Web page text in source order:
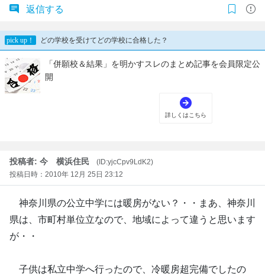
返信する
投稿者: 今 横浜住民
(ID:yjcCpv9LdK2)
投稿日時：2010年 12月 25日 23:12
神奈川県の公立中学には暖房がない？・・まあ、神奈川
県は、市町村単位立なので、地域によって違うと思います
が・・
子供は私立中学へ行ったので、冷暖房超完備でしたの